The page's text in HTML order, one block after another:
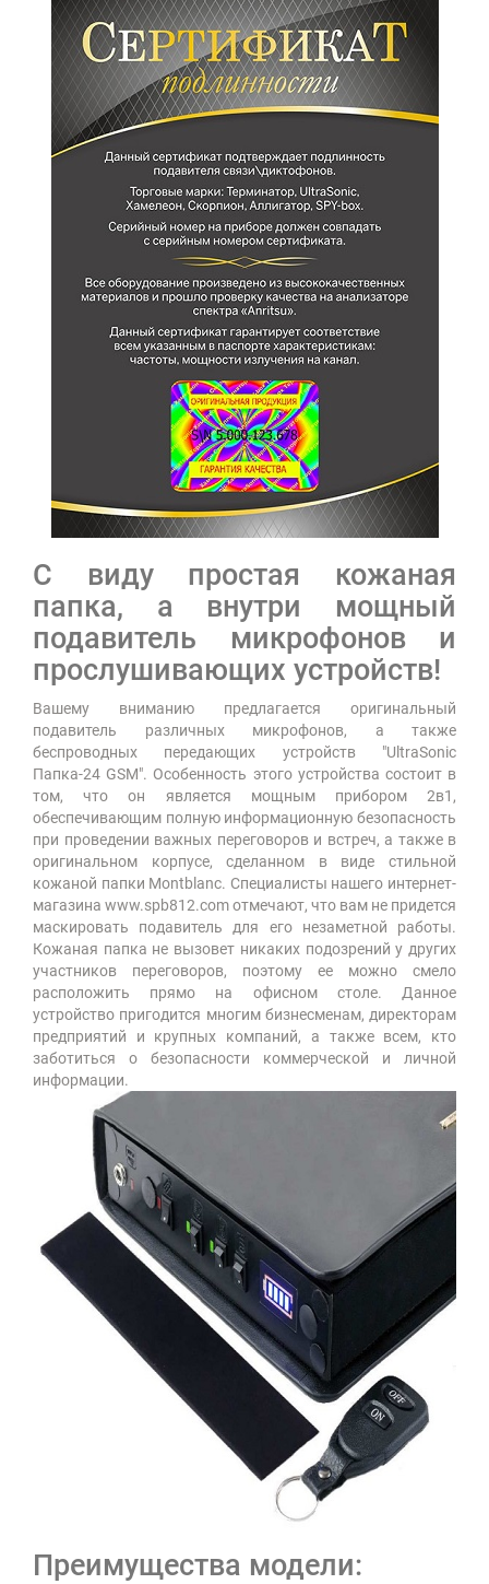
С виду простая кожаная
папка, а внутри мощный
подавитель микрофонов и
прослушивающих устройств!
Вашему вниманию предлагается оригинальный
подавитель различных микрофонов, а также
беспроводных передающих устройств "UltraSonic
Папка-24 GSM". Особенность этого устройства состоит в
том, что он является мощным прибором 2в1,
обеспечивающим полную информационную безопасность
при проведении важных переговоров и встреч, а также в
оригинальном корпусе, сделанном в виде стильной
кожаной папки Montblanc. Специалисты нашего интернет-
магазина www.spb812.com отмечают, что вам не придется
маскировать подавитель для его незаметной работы.
Кожаная папка не вызовет никаких подозрений у других
участников переговоров, поэтому ее можно смело
расположить прямо на офисном столе. Данное
устройство пригодится многим бизнесменам, директорам
предприятий и крупных компаний, а также всем, кто
заботиться о безопасности коммерческой и личной
информации.
Преимущества модели: